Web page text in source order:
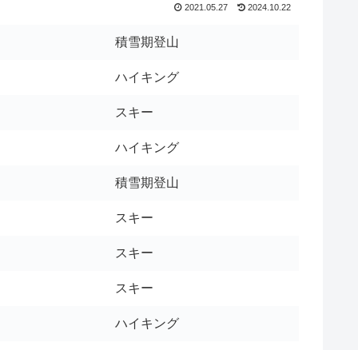
2021.05.27 2024.10.22
積雪期登山
ハイキング
スキー
ハイキング
積雪期登山
スキー
スキー
スキー
ハイキング